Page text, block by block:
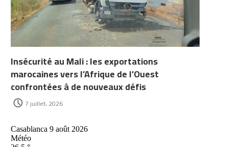
Insécurité au Mali : les exportations
marocaines vers l’Afrique de l’Ouest
confrontées à de nouveaux défis
7 juillet، 2026